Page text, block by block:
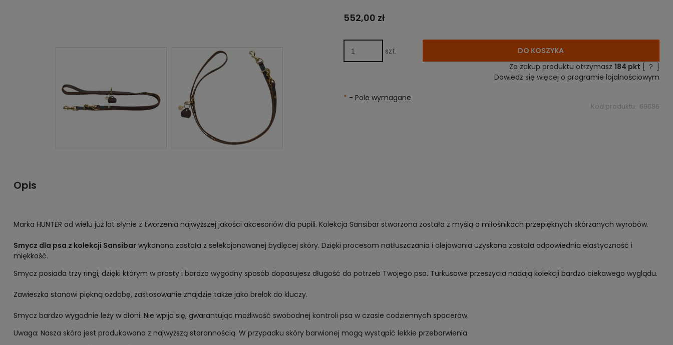
552,00 zł
szt.
DO KOSZYKA
Za zakup produktu otrzymasz184 pkt ?
Dowiedz się więcej oprogramie lojalnościowym
* - Pole wymagane
Kod produktu: 69586
Opis
Marka HUNTER od wielu już lat słynie z tworzenia najwyższej jakości akcesoriów dla pupili. Kolekcja Sansibar stworzona została z myślą o miłośnikach przepięknych skórzanych wyrobów.
Smycz dla psa z kolekcji Sansibarwykonana została z selekcjonowanej bydlęcej skóry. Dzięki procesom natłuszczania i olejowania uzyskana została odpowiednia elastyczność i
miękkość.
Smycz posiada trzy ringi, dzięki którym w prosty i bardzo wygodny sposób dopasujesz długość do potrzeb Twojego psa. Turkusowe przeszycia nadają kolekcji bardzo ciekawego wyglądu.
Zawieszka stanowi piękną ozdobę, zastosowanie znajdzie także jako brelok do kluczy.
Smycz bardzo wygodnie leży w dłoni. Nie wpija się, gwarantując możliwość swobodnej kontroli psa w czasie codziennych spacerów.
Uwaga: Nasza skóra jest produkowana z najwyższą starannością. W przypadku skóry barwionej mogą wystąpić lekkie przebarwienia.